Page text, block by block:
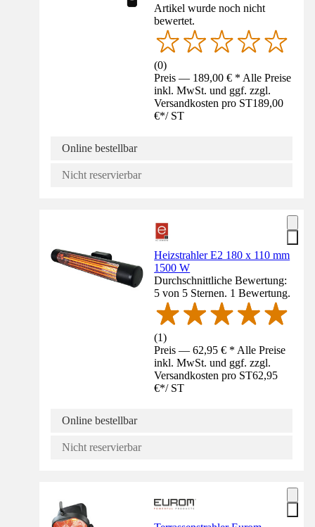
Artikel wurde noch nicht
bewertet.
(0)
Preis — 189,00 € * Alle Preise
inkl. MwSt. und ggf. zzgl.
Versandkosten pro ST189,00
€*/ ST
Online bestellbar
Nicht reservierbar
Heizstrahler E2 180 x 110 mm
1500 W
Durchschnittliche Bewertung:
5 von 5 Sternen. 1 Bewertung.
(1)
Preis — 62,95 € * Alle Preise
inkl. MwSt. und ggf. zzgl.
Versandkosten pro ST62,95
€*/ ST
Online bestellbar
Nicht reservierbar